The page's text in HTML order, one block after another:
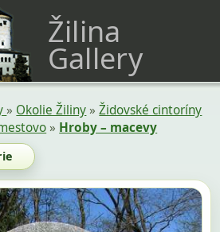
Žilina
Gallery
» Okolie Žiliny»Židovské cintoríny
» Hroby – macevy